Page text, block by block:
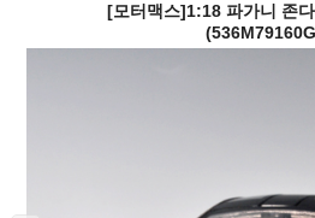
[모터맥스]1:18 파가니 존